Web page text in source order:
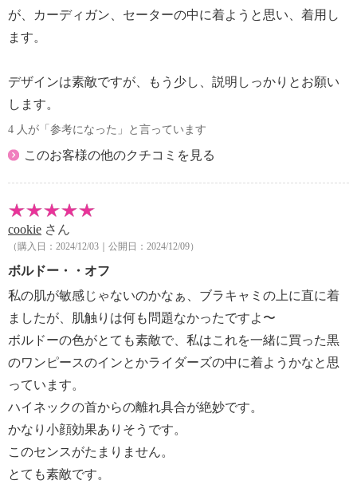
が、カーディガン、セーターの中に着ようと思い、着用し
ます。
デザインは素敵ですが、もう少し、説明しっかりとお願い
します。
4 人が「参考になった」と言っています
このお客様の他のクチコミを見る
cookie さん
（購入日：2024/12/03｜公開日：2024/12/09）
ボルドー・・オフ
私の肌が敏感じゃないのかなぁ、ブラキャミの上に直に着
ましたが、肌触りは何も問題なかったですよ〜
ボルドーの色がとても素敵で、私はこれを一緒に買った黒
のワンピースのインとかライダーズの中に着ようかなと思
っています。
ハイネックの首からの離れ具合が絶妙です。
かなり小顔効果ありそうです。
このセンスがたまりません。
とても素敵です。